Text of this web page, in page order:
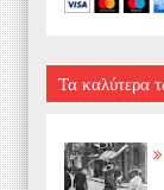
Τα καλύτερα